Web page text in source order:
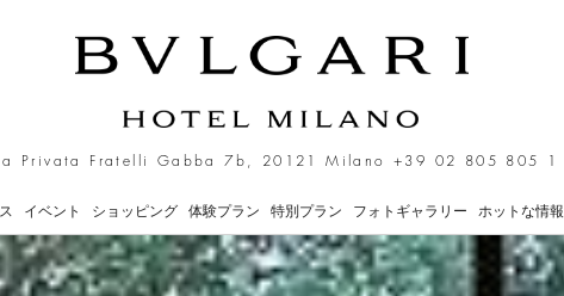
ーツは
Privata Fratelli Gabba 7b, 20121 Milano+39 02 805 805 1
イベント ショッピング 体験プラン 特別プラン フォトギャラリー ホットな情報